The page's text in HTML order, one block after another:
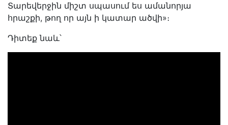
Տարեվերջին միշտ սպասում ես ամանորյա
հրաշքի, թող որ այն ի կատար ածվի»։
Դիտեք նաև՝